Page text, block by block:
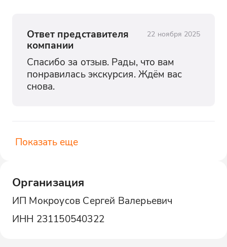
Ответ представителя
компании
22 ноября 2025
Спасибо за отзыв. Рады, что вам
понравилась экскурсия. Ждём вас
снова.
Показать еще
Организация
ИП Мокроусов Сергей Валерьевич
ИНН 231150540322